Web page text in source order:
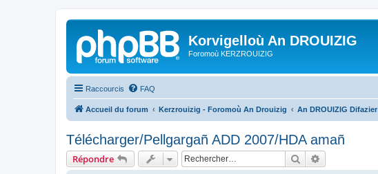
Korvigelloù An DROUIZIG
Foromoù KERZROUIZIG
Raccourcis FAQ
Accueil du forum Kerzrouizig - Foromoù An Drouizig An DROUIZIG Difazier
Télécharger/Pellgargañ ADD 2007/HDA amañ
Répondre Rechercher